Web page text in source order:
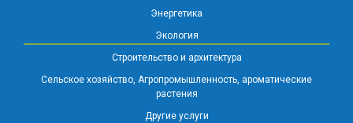
Энергетика
Экология
Строительство и архитектура
Сельское хозяйство, Агропромышленность, ароматические
растения
Другие услуги